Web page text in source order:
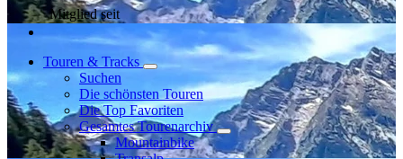
Mitglied seit
Touren & Tracks
Suchen
Die schönsten Touren
Die Top Favoriten
Gesamtes Tourenarchiv
Mountainbike